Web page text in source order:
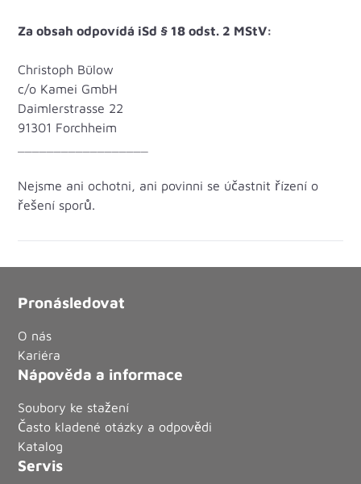
Za obsah odpovídá iSd § 18 odst. 2 MStV:
Christoph Bülow
c/o Kamei GmbH
Daimlerstrasse 22
91301 Forchheim
Nejsme ani ochotni, ani povinni se účastnit řízení o
řešení sporů.
Pronásledovat
O nás
Kariéra
Nápověda a informace
Soubory ke stažení
Často kladené otázky a odpovědi
Katalog
Servis